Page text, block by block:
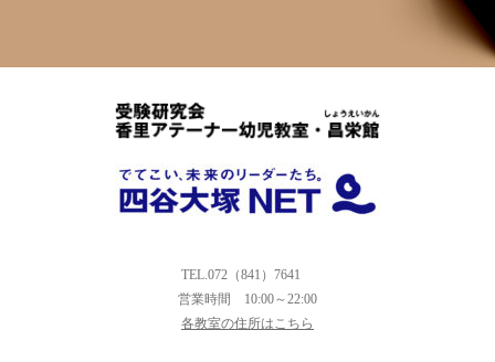
TEL.072（841）7641
営業時間 10:00～22:00
各教室の住所はこちら